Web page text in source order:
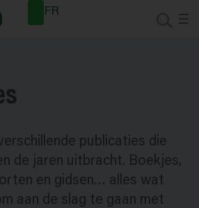
FR
publicaties die
de jaren uitbracht. Boekjes,
en gidsen… alles wat
aan de slag te gaan met